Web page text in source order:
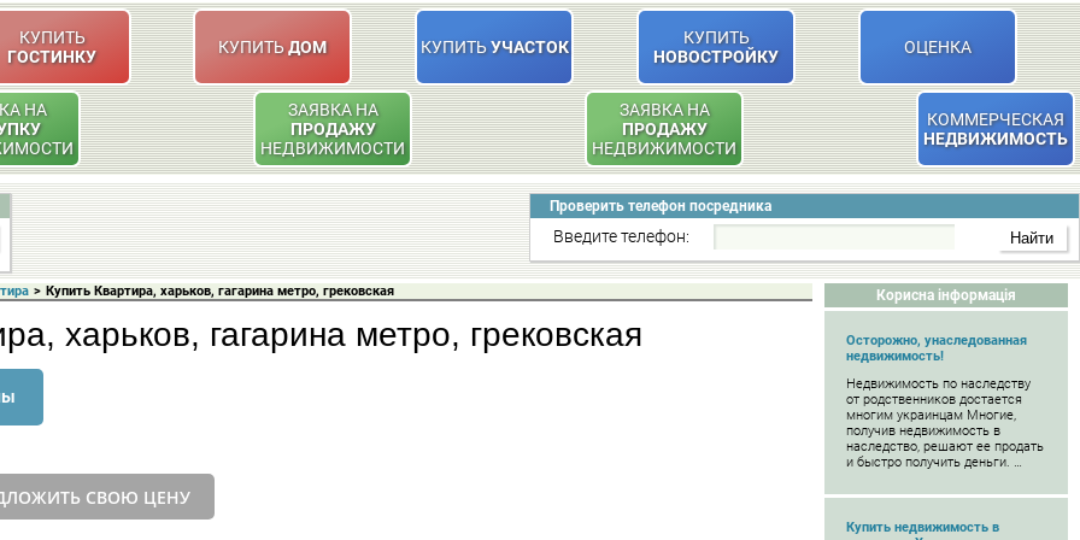
КУПИТЬ
ГОСТИНКУ
КУПИТЬДОМ КУПИТЬУЧАСТОК
КУПИТЬ
НОВОСТРОЙКУ
ОЦЕНКА
НА
ЗАЯВКА НА
ПРОДАЖУ
НЕДВИЖИМОСТИ
ЗАЯВКА НА
ПРОДАЖУ
НЕДВИЖИМОСТИ
КОММЕРЧЕСКАЯ
НЕДВИЖИМОСТЬ
Проверить телефон посредника
Введите телефон:
Корисна інформація
Осторожно, унаследованная
недвижимость!
Недвижимость по наследству
от родственников достается
многим украинцам Многие,
получив недвижимость в
наследство, решают ее продать
и быстро получить деньги. …
Купить недвижимость в
> Купить Квартира, харьков, гагарина метро, грековская
харьков, гагарина метро, грековская
СВОЮ ЦЕНУ